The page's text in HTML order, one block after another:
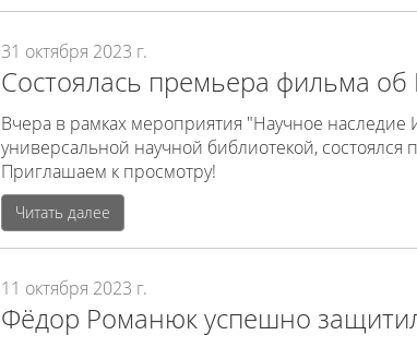
31 октября 2023 г.
Состоялась премьера фильма об
Вчера в рамках мероприятия "Научное
универсальной научной библиотекой,
Приглашаем к просмотру!
Читать далее
11 октября 2023 г.
Фёдор Романюк успешно